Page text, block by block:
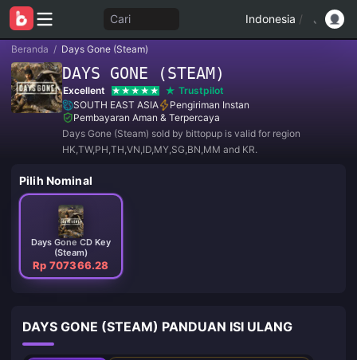
Cari Indonesia /
Beranda / Days Gone (Steam)
DAYS GONE (STEAM)
Excellent
Trustpilot
SOUTH EAST ASIA
Pengiriman Instan
Pembayaran Aman & Terpercaya
Days Gone (Steam) sold by bittopup is valid for region
HK,TW,PH,TH,VN,ID,MY,SG,BN,MM and KR.
Pilih Nominal
Days Gone CD Key
(Steam)
Rp 707366.28
DAYS GONE (STEAM) PANDUAN ISI ULANG